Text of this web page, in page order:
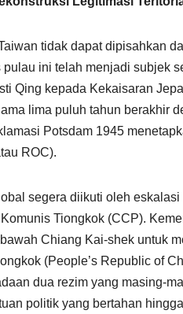
tidak dapat dipisahkan
ini telah menjadi subjek
Qing kepada Kekaisaran
lima puluh tahun berakhir
Potsdam 1945
ROC).
segera diikuti oleh
Tiongkok (CCP).
Chiang Kai-shek untuk
(People’s Republic of
dua rezim yang masing-
politik yang bertahan